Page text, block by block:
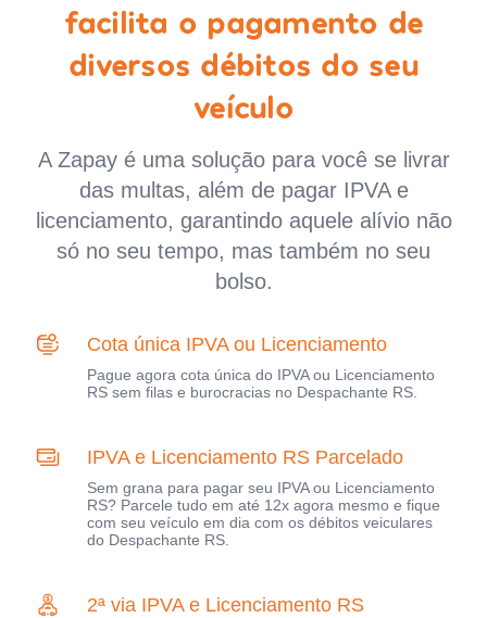
facilita o pagamento de
diversos débitos do seu
veículo
A Zapay é uma solução para você se livrar
das multas, além de pagar IPVA e
licenciamento, garantindo aquele alívio não
só no seu tempo, mas também no seu
bolso.
Cota única IPVA ou Licenciamento
Pague agora cota única do IPVA ou Licenciamento
RS sem filas e burocracias no Despachante RS.
IPVA e Licenciamento RS Parcelado
Sem grana para pagar seu IPVA ou Licenciamento
RS? Parcele tudo em até 12x agora mesmo e fique
com seu veículo em dia com os débitos veiculares
do Despachante RS.
2ª via IPVA e Licenciamento RS